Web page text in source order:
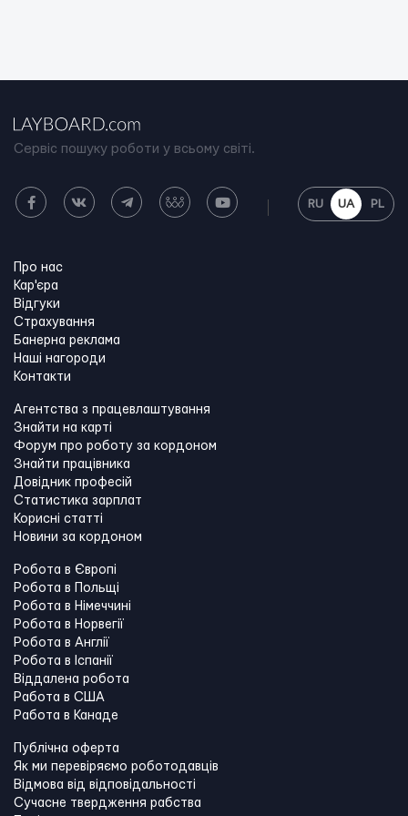
Сервіс пошуку роботи у всьому світі.
RU UA PL
Про нас
Кар'єра
Відгуки
Страхування
Банерна реклама
Наші нагороди
Контакти
Агентства з працевлаштування
Знайти на карті
Форум про роботу за кордоном
Знайти працівника
Довідник професій
Статистика зарплат
Корисні статті
Новини за кордоном
Робота в Європі
Робота в Польщі
Робота в Німеччині
Робота в Норвегії
Робота в Англії
Робота в Іспанії
Віддалена робота
Работа в США
Работа в Канадe
Публічна оферта
Як ми перевіряємо роботодавців
Відмова від відповідальності
Сучасне твердження рабства